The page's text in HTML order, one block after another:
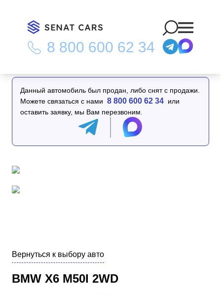
8 800 600 62 34
Главная Каталог/BMW X6 M50i 2WD
Данный автомобиль был продан, либо снят с продажи.
Можете связаться с нами 8 800 600 62 34 или
оставить заявку, мы Вам перезвоним.
Вернуться к выбору авто
BMW X6 M50I 2WD